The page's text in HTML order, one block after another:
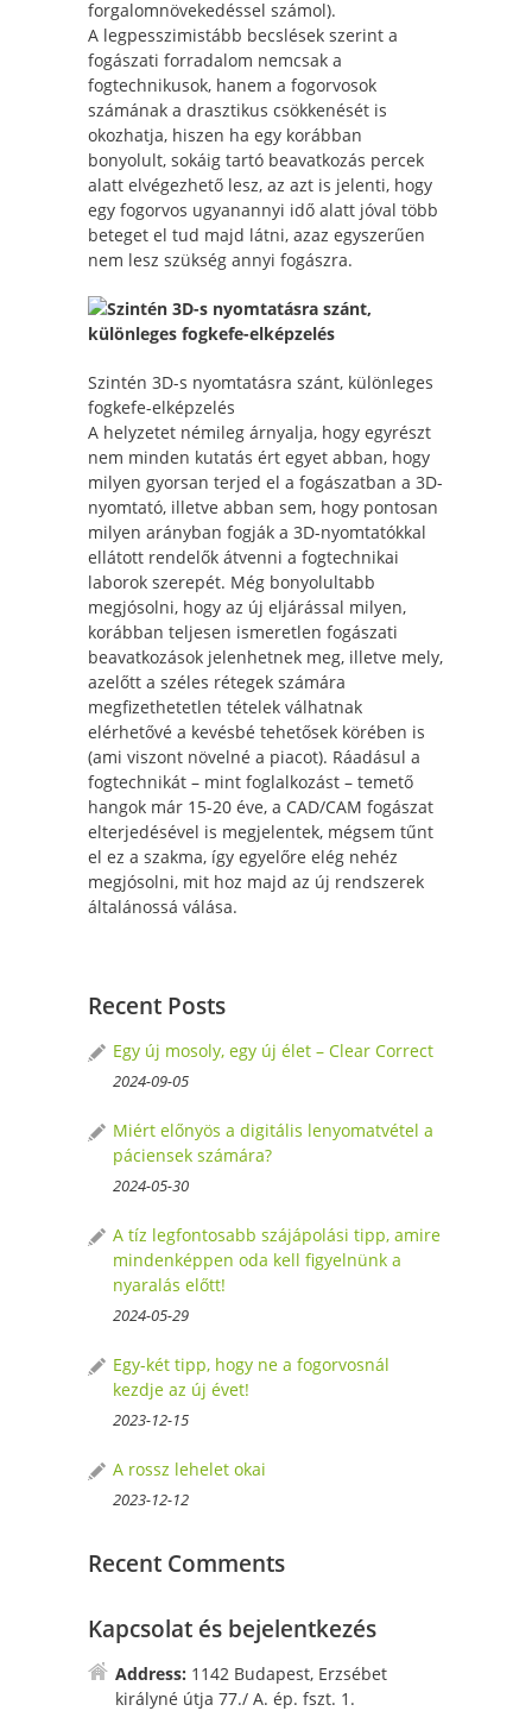
forgalomnövekedéssel számol).
A legpesszimistább becslések szerint a
fogászati forradalom nemcsak a
fogtechnikusok, hanem a fogorvosok
számának a drasztikus csökkenését is
okozhatja, hiszen ha egy korábban
bonyolult, sokáig tartó beavatkozás percek
alatt elvégezhető lesz, az azt is jelenti, hogy
egy fogorvos ugyanannyi idő alatt jóval több
beteget el tud majd látni, azaz egyszerűen
nem lesz szükség annyi fogászra.
Szintén 3D-s nyomtatásra szánt, különleges
fogkefe-elképzelés
A helyzetet némileg árnyalja, hogy egyrészt
nem minden kutatás ért egyet abban, hogy
milyen gyorsan terjed el a fogászatban a 3D-
nyomtató, illetve abban sem, hogy pontosan
milyen arányban fogják a 3D-nyomtatókkal
ellátott rendelők átvenni a fogtechnikai
laborok szerepét. Még bonyolultabb
megjósolni, hogy az új eljárással milyen,
korábban teljesen ismeretlen fogászati
beavatkozások jelenhetnek meg, illetve mely,
azelőtt a széles rétegek számára
megfizethetetlen tételek válhatnak
elérhetővé a kevésbé tehetősek körében is
(ami viszont növelné a piacot). Ráadásul a
fogtechnikát – mint foglalkozást – temető
hangok már 15-20 éve, a CAD/CAM fogászat
elterjedésével is megjelentek, mégsem tűnt
el ez a szakma, így egyelőre elég nehéz
megjósolni, mit hoz majd az új rendszerek
általánossá válása.
Recent Posts
Egy új mosoly, egy új élet – Clear Correct
2024-09-05
Miért előnyös a digitális lenyomatvétel a
páciensek számára?
2024-05-30
A tíz legfontosabb szájápolási tipp, amire
mindenképpen oda kell figyelnünk a
nyaralás előtt!
2024-05-29
Egy-két tipp, hogy ne a fogorvosnál
kezdje az új évet!
2023-12-15
A rossz lehelet okai
2023-12-12
Recent Comments
Kapcsolat és bejelentkezés
Address: 1142 Budapest, Erzsébet
királyné útja 77./ A. ép. fszt. 1.